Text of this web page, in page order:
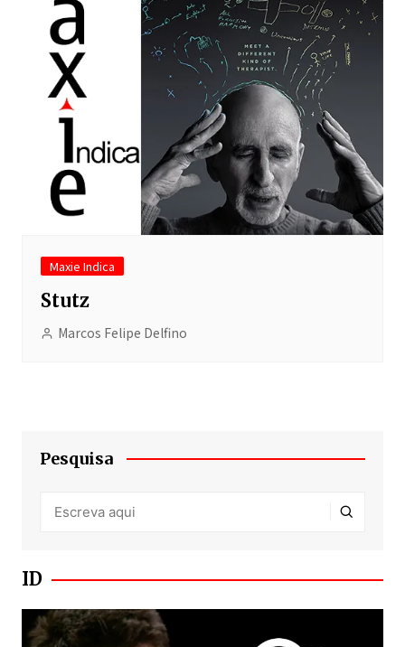
Maxie Indica
Stutz
Marcos Felipe Delfino
Pesquisa
ID